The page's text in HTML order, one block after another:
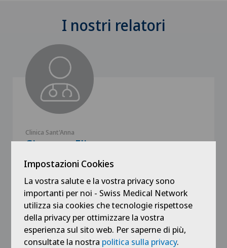
I nostri relatori
Clinica Sant'Anna
Giovanna Elia
Vedi profilo
Impostazioni Cookies
La vostra salute e la vostra privacy sono
importanti per noi - Swiss Medical Network
utilizza sia cookies che tecnologie rispettose
della privacy per ottimizzare la vostra
esperienza sul sito web. Per saperne di più,
consultate la nostra politica sulla privacy.